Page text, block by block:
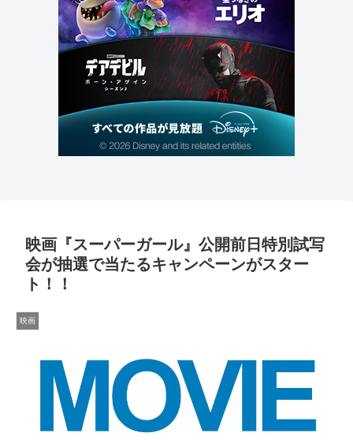
映画『スーパーガール』公開前日特別試写
会が抽選で当たるキャンペーンがスター
ト！！
映画